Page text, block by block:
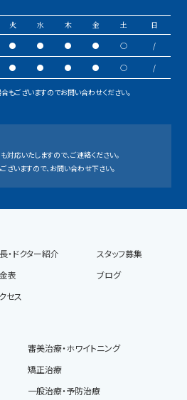
火 水 木 金 土
日
● ● ● ● ○ /
● ● ● ● ○ /
ございますのでお問い合わせください。
応いたしますので、ご連絡ください。
いますので、お問い合わせ下さい。
・ドクター紹介
表
セス
スタッフ募集
ブログ
審美治療・ホワイトニング
矯正治療
一般治療・予防治療